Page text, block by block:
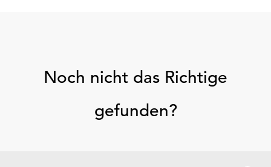
Noch nicht das Richtige
gefunden?